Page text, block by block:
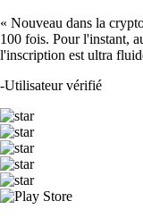
« Nouveau dans la
100 fois. Pour l'instant,
l'inscription est ultra
-Utilisateur vérifié